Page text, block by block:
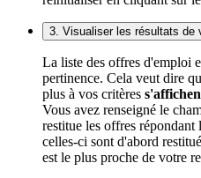
3. Visualiser les résultats de
La liste des offres d'emploi
pertinence. Cela veut dire
plus à vos critères
Vous avez renseigné le
restitue les offres répondant
celles-ci sont d'abord
est le plus proche de votre